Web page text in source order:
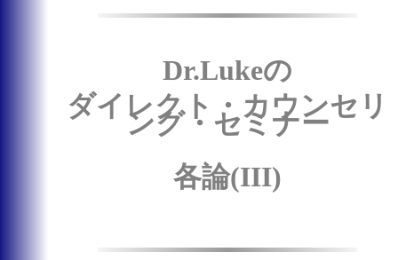
Dr.Lukeの
ダイレクト・カウンセリ
ング・セミナー
各論(III)